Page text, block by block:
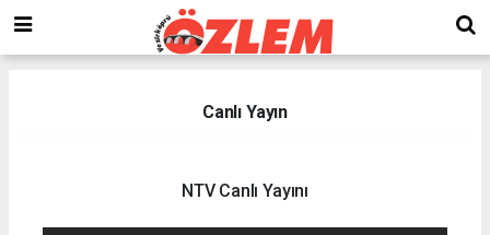
Canlı Yayın
NTV Canlı Yayını